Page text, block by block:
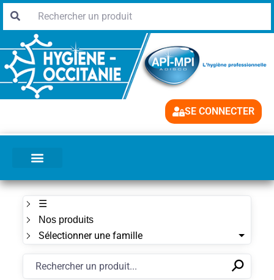
SE CONNECTER
☰
Nos produits
Sélectionner une famille
✕⚲